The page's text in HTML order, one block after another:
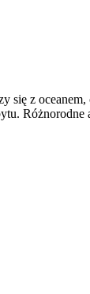
się z
Różnorodne